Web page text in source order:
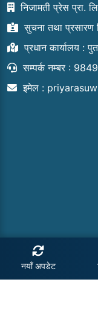
निजामती प्रेस प्रा.
सुचना तथा प्रसारण
प्रधान कार्यालय :
सम्पर्क नम्बर :
इमेल :
नयाँ अपडेट